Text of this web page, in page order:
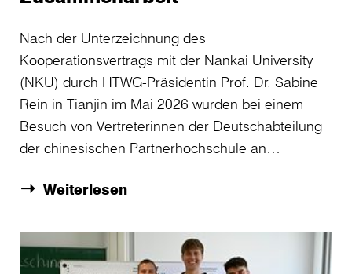
Nach der Unterzeichnung des
Kooperationsvertrags mit der Nankai University
(NKU) durch HTWG-Präsidentin Prof. Dr. Sabine
Rein in Tianjin im Mai 2026 wurden bei einem
Besuch von Vertreterinnen der Deutschabteilung
der chinesischen Partnerhochschule an…
Weiterlesen